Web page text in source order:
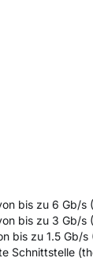
bis zu 6 Gb/s
bis zu 3 Gb/s
bis zu 1.5 Gb/s
Schnittstelle